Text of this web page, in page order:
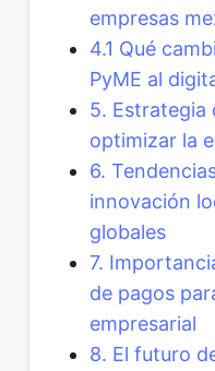
empresas
4.1 Qué
PyME al
5. Estrategia
optimizar la
6.
innovación
globales
7.
de pagos
empresarial
8. El futuro